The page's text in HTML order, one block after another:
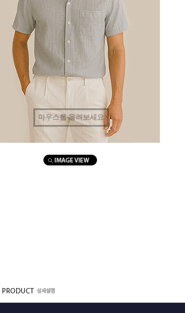
마우스를 올려보세요